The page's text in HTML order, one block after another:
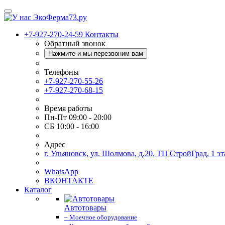
+7-927-270-24-59 Контакты
Обратный звонок
Нажмите и мы перезвоним вам
Телефоны
+7-927-270-55-26
+7-927-270-68-15
Время работы
Пн-Пт 09:00 - 20:00
СБ 10:00 - 16:00
Адрес
г. Ульяновск, ул. Шолмова, д.20, ТЦ СтройГрад, 1
WhatsApp
ВКОНТАКТЕ
Каталог
Автотовары
– Моечное оборудование